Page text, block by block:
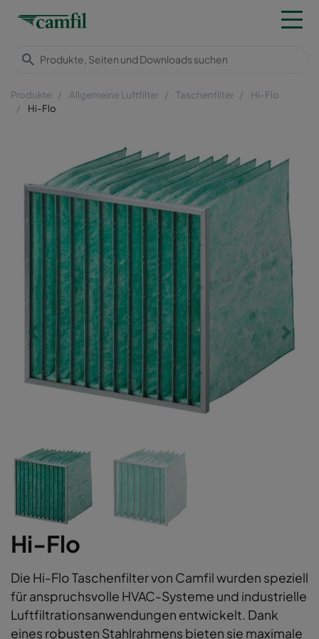
Produkte Allgemeine Luftfilter Taschenfilter
Hi-Flo
Hi-Flo
Hi-Flo
Die Hi-Flo Taschenfilter von Camfil wurden speziell
für anspruchsvolle HVAC-Systeme und industrielle
Luftfiltrationsanwendungen entwickelt. Dank
eines robusten Stahlrahmens bieten sie maximale